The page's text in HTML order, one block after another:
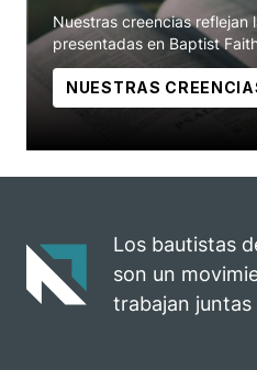
Nuestras creencias reflejan
presentadas en Baptist
NUESTRAS
Los bautistas
son un
trabajan juntas